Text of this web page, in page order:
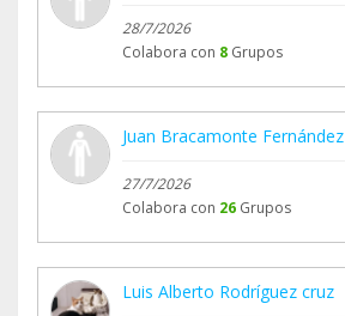
28/7/2026
Colabora con 8 Grupos
Juan Bracamonte Fernández
27/7/2026
Colabora con 26 Grupos
Luis Alberto Rodríguez cruz